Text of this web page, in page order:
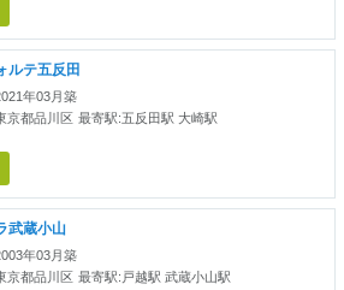
ルテ五反田
年03月築
京都品川区 最寄駅:五反田駅 大崎駅
武蔵小山
年03月築
京都品川区 最寄駅:戸越駅 武蔵小山駅